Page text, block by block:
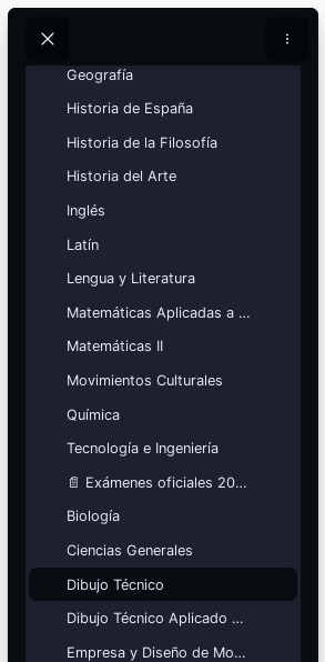
Buscar
Calendario
académico
Festivos, vacaciones y fechas
Ver calendario
Mis cursos
¡Nos GUSTA lo que hacemos y se
NOTA!
Bloques
Física
Geografía
Historia de España
Historia de la Filosofía
Historia del Arte
Inglés
Latín
Lengua y Literatura
Matemáticas Aplicadas a las Ciencias Sociales
Matemáticas II
Movimientos Culturales
Química
Tecnología e Ingeniería
📄 Exámenes oficiales 2026
Biología
Ciencias Generales
Dibujo Técnico
Dibujo Técnico Aplicado a las Artes
Empresa y Diseño de Modelos de Negocio